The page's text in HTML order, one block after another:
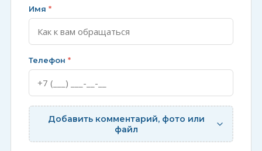
Имя *
Телефон *
Добавить комментарий, фото или
файл